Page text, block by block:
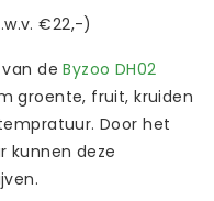
€22,-)
van deByzoo DH02
groente, fruit, kruiden
Door het
kunnen deze